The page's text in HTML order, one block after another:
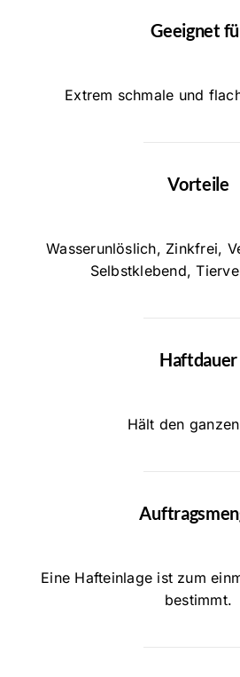
Geeignet
Extrem schmale und
Vorteile
Wasserunlöslich, Zinkfrei,
Selbstklebend,
Haftdauer
Hält den
Eine Hafteinlage ist zum
bestimmt.